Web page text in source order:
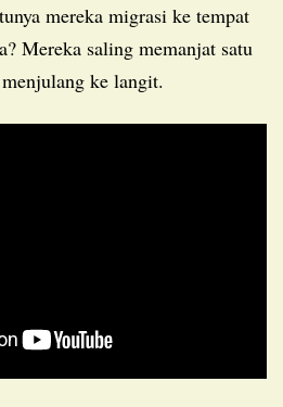
mereka migrasi ke tempat
Mereka saling memanjat satu
ke langit.